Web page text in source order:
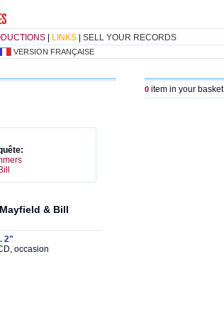
LINKS SELL YOUR RECORDS
VERSION FRANÇAISE
Bill
& Bill
2"
occasion
0 item in your basket